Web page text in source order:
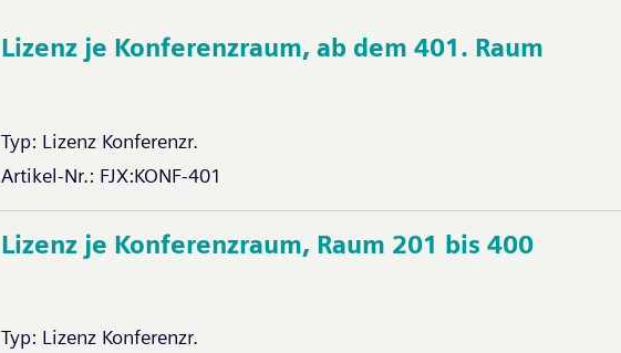
Lizenz je Konferenzraum, ab dem 401. Raum
Typ: Lizenz Konferenzr.
Artikel-Nr.: FJX:KONF-401
Lizenz je Konferenzraum, Raum 201 bis 400
Typ: Lizenz Konferenzr.